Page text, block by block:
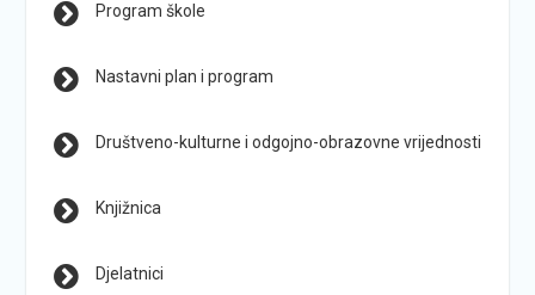
Program škole
Nastavni plan i program
Društveno-kulturne i odgojno-obrazovne vrijednosti
Knjižnica
Djelatnici